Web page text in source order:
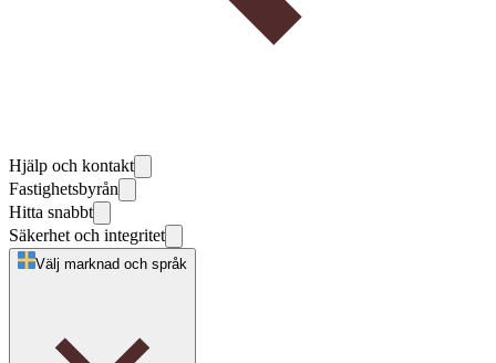
Hjälp och kontakt
Fastighetsbyrån
Hitta snabbt
Säkerhet och integritet
Välj marknad och språk